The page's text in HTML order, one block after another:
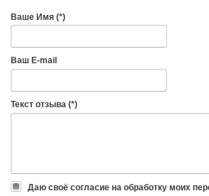
Ваше Имя (*)
Ваш E-mail
Текст отзыва (*)
Даю своё согласие на обработку моих